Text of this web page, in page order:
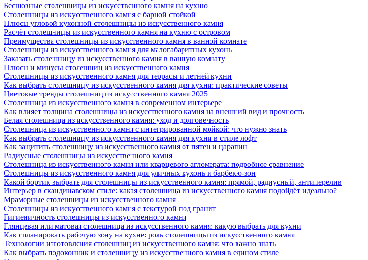
Бесшовные столешницы из искусственного камня на кухню
Столешницы из искусственного камня с барной стойкой
Плюсы угловой кухонной столешницы из искусственного камня
Расчёт столешницы из искусственного камня на кухню с островом
Преимущества столешницы из искусственного камня в ванной комнате
Столешницы из искусственного камня для малогабаритных кухонь
Заказать столешницу из искусственного камня в ванную комнату
Плюсы и минусы столешниц из искусственного камня
Столешницы из искусственного камня для террасы и летней кухни
Как выбрать столешницу из искусственного камня для кухни: практические советы
Цветовые тренды столешниц из искусственного камня 2025
Столешница из искусственного камня в современном интерьере
Как влияет толщина столешницы из искусственного камня на внешний вид и прочность
Белая столешница из искусственного камня: уход и долговечность
Столешница из искусственного камня с интегрированной мойкой: что нужно знать
Как выбрать столешницу из искусственного камня для кухни в стиле лофт
Как защитить столешницу из искусственного камня от пятен и царапин
Радиусные столешницы из искусственного камня
Столешница из искусственного камня или кварцевого агломерата: подробное сравнение
Столешницы из искусственного камня для уличных кухонь и барбекю-зон
Какой бортик выбрать для столешницы из искусственного камня: прямой, радиусный, антиперелив
Интерьер в скандинавском стиле: какая столешница из искусственного камня подойдёт идеально?
Мраморные столешницы из искусственного камня
Столешницы из искусственного камня с текстурой под гранит
Гигиеничность столешницы из искусственного камня
Глянцевая или матовая столешница из искусственного камня: какую выбрать для кухни
Как спланировать рабочую зону на кухне: роль столешницы из искусственного камня
Технологии изготовления столешниц из искусственного камня: что важно знать
Как выбрать подоконник и столешницу из искусственного камня в едином стиле